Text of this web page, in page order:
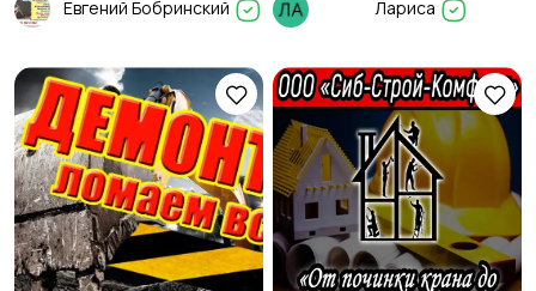
Евгений Бобринский Лариса